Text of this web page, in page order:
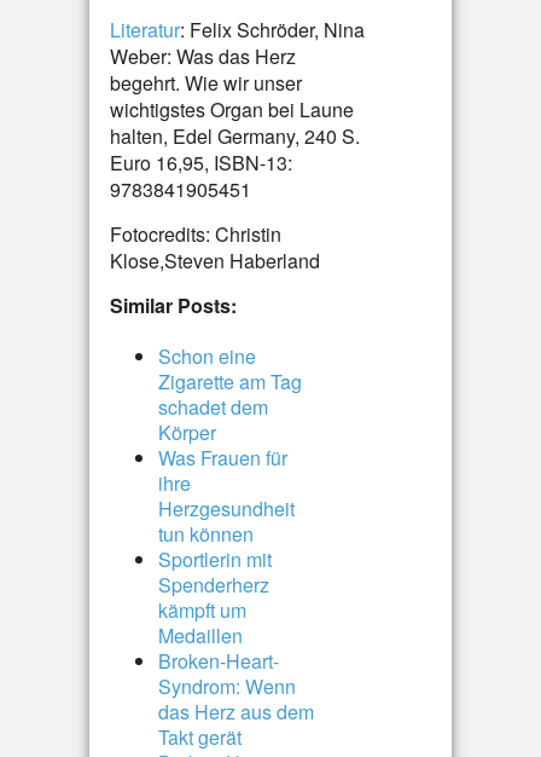
Literatur: Felix Schröder, Nina
Weber: Was das Herz
begehrt. Wie wir unser
wichtigstes Organ bei Laune
halten, Edel Germany, 240 S.
Euro 16,95, ISBN-13:
9783841905451
Fotocredits: Christin
Klose,Steven Haberland
Similar Posts:
Schon eine
Zigarette am Tag
schadet dem
Körper
Was Frauen für
ihre
Herzgesundheit
tun können
Sportlerin mit
Spenderherz
kämpft um
Medaillen
Broken-Heart-
Syndrom: Wenn
das Herz aus dem
Takt gerät